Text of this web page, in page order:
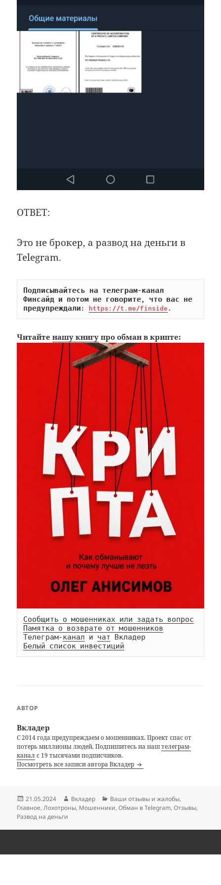
ОТВЕТ:
Это не брокер, а развод на деньги в
Telegram.
Подписывайтесь на телеграм-канал
Финсайд и потом не говорите, что вас не
предупреждали: https://t.me/finside.
Читайтенашу книгу про обман в крипте:
Сообщить о мошенниках или задать вопрос
Памятка о возврате от мошенников
Телеграм-канал и чат
Белый список инвестиций
АВТОР
Вкладер
С 2014 года предупреждаем о мошенниках. Проект спас от
потерь миллионы людей. Подпишитесь на наштелеграм-
каналс 19 тысячами подписчиков.
Посмотреть все записи автора Вкладер
Опубликовано
21.05.2024 Автор
Вкладер Рубрики
Ваши отзывы и жалобы,
Главное,Лохотроны, Мошенники,Обман в Telegram,Отзывы,
Развод на деньги